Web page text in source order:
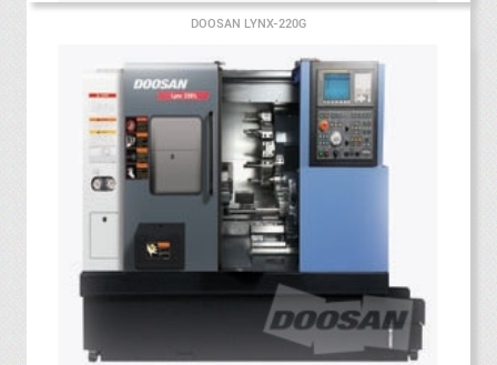
DOOSAN LYNX-220G